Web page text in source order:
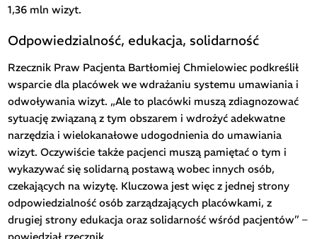
1,36 mln wizyt.
Odpowiedzialność, edukacja, solidarność
Rzecznik Praw Pacjenta Bartłomiej Chmielowiec podkreślił
wsparcie dla placówek we wdrażaniu systemu umawiania i
odwoływania wizyt. „Ale to placówki muszą zdiagnozować
sytuację związaną z tym obszarem i wdrożyć adekwatne
narzędzia i wielokanałowe udogodnienia do umawiania
wizyt. Oczywiście także pacjenci muszą pamiętać o tym i
wykazywać się solidarną postawą wobec innych osób,
czekających na wizytę. Kluczowa jest więc z jednej strony
odpowiedzialność osób zarządzających placówkami, z
drugiej strony edukacja oraz solidarność wśród pacjentów” –
powiedział rzecznik.